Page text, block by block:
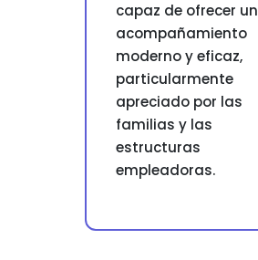
capaz de ofrecer un
acompañamiento
moderno y eficaz,
particularmente
apreciado por las
familias y las
estructuras
empleadoras.